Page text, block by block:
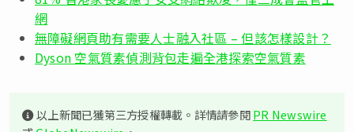
網
無障礙網頁助有需要人士融入社區 – 但該怎樣設計？
Dyson 空氣質素偵測背包走遍全港探索空氣質素
以上新聞已獲第三方授權轉載。詳情請參閱PR Newswire